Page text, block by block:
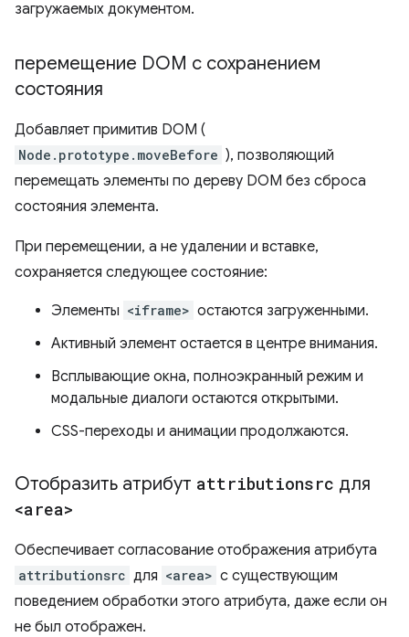
загружаемых документом.
перемещение DOM с сохранением
состояния
Добавляет примитив DOM (
Node.prototype.moveBefore ), позволяющий
перемещать элементы по дереву DOM без сброса
состояния элемента.
При перемещении, а не удалении и вставке,
сохраняется следующее состояние:
Элементы <iframe> остаются загруженными.
Активный элемент остается в центре внимания.
Всплывающие окна, полноэкранный режим и
модальные диалоги остаются открытыми.
CSS-переходы и анимации продолжаются.
Отобразить атрибут attributionsrc для
<area>
Обеспечивает согласование отображения атрибута
attributionsrc для <area> с существующим
поведением обработки этого атрибута, даже если он
не был отображен.